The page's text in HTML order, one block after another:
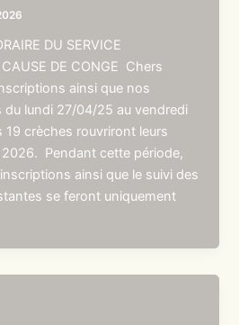
DU SERVICE
CAUSE DE CONGE Chers
ainsi que nos
lundi 27/04/25 au vendredi
crèches rouvriront leurs
Pendant cette période,
ainsi que le suivi des
se feront uniquement